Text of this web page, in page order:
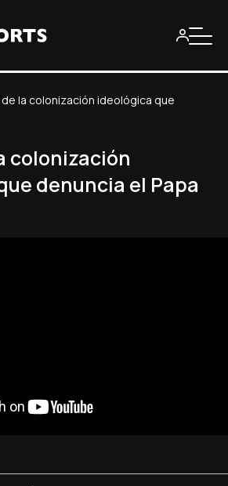
de la colonización ideológica que
colonización
denuncia el Papa